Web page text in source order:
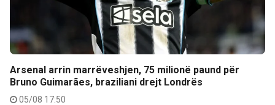
Arsenal arrin marrëveshjen, 75 milionë paund për
Bruno Guimarães, braziliani drejt Londrës
05/08 17:50